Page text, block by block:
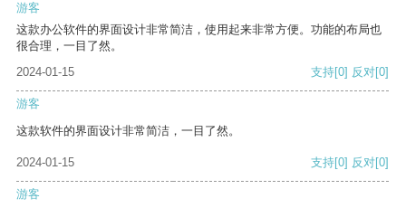
游客
这款办公软件的界面设计非常简洁，使用起来非常方便。功能的布局也
很合理，一目了然。
2024-01-15
支持[0] 反对[0]
游客
这款软件的界面设计非常简洁，一目了然。
2024-01-15 支持[0] 反对[0]
游客